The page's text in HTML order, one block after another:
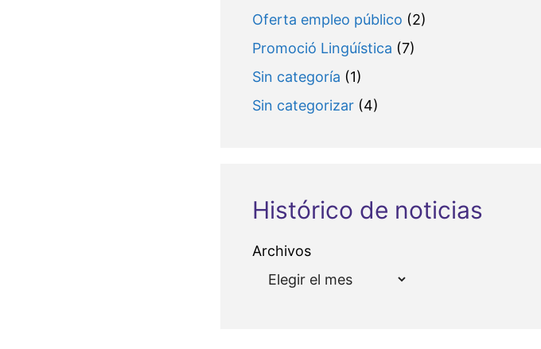
Oferta empleo público (2)
Promoció Lingúística (7)
Sin categoría (1)
Sin categorizar(4)
Histórico de noticias
Archivos